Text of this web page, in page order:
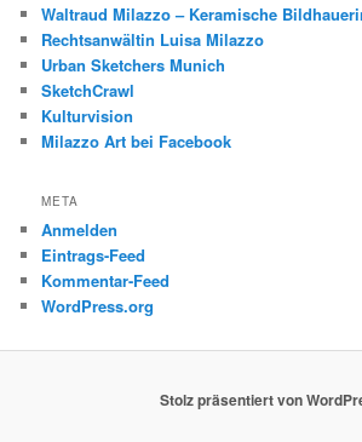
Waltraud Milazzo – Keramische
Rechtsanwältin Luisa Milazzo
Urban Sketchers Munich
SketchCrawl
Kulturvision
Milazzo Art bei Facebook
META
Anmelden
Eintrags-Feed
Kommentar-Feed
WordPress.org
Stolz präsentiert von